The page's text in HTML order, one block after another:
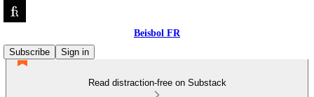
Beisbol FR
Subscribe
Sign in
Read distraction-free on Substack